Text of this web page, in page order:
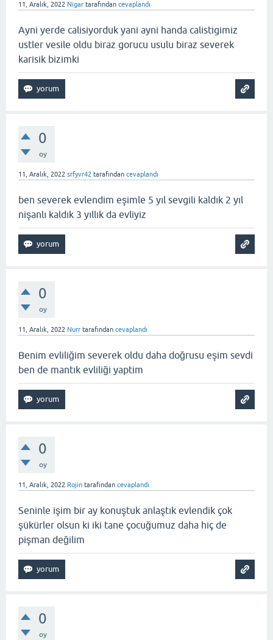
11, Aralık, 2022 Nigar tarafından cevaplandı
Ayni yerde calisiyorduk yani ayni handa calistigimiz
ustler vesile oldu biraz gorucu usulu biraz severek
karisik bizimki
0
oy
11, Aralık, 2022 srfyvr42 tarafından cevaplandı
ben severek evlendim eşimle 5 yıl sevgili kaldık 2 yıl
nişanlı kaldık 3 yıllık da evliyiz
0
oy
11, Aralık, 2022 Nurr tarafından cevaplandı
Benim evliliğim severek oldu daha doğrusu eşim sevdi
ben de mantık evliliği yaptim
0
oy
11, Aralık, 2022 Rojin tarafından cevaplandı
Seninle işim bir ay konuştuk anlaştık evlendik çok
şükürler olsun ki iki tane çocuğumuz daha hiç de
pişman değilim
0
oy